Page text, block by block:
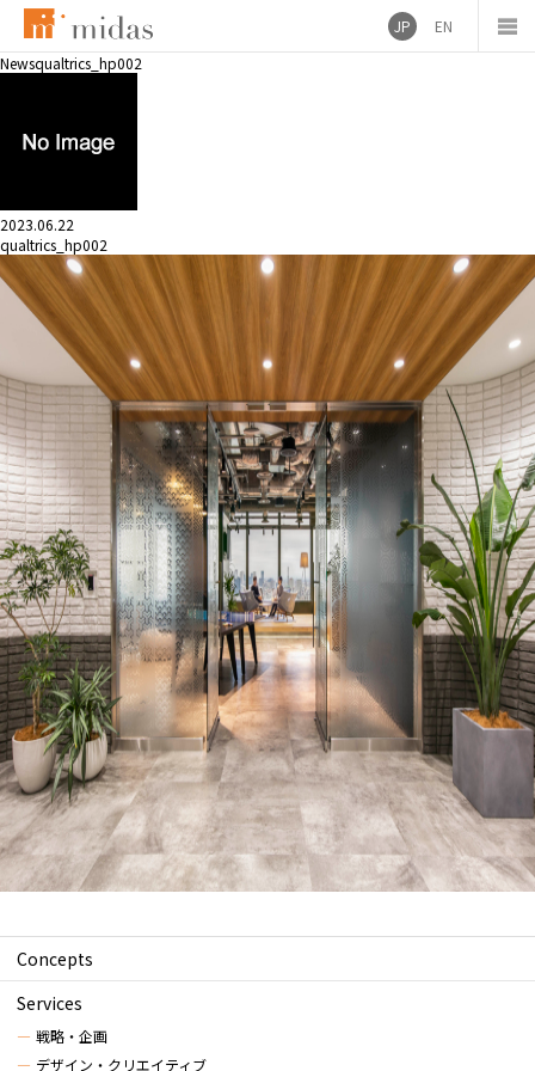
JP
EN
Newsqualtrics_hp002
2023.06.22
qualtrics_hp002
Concepts
Services
戦略・企画
デザイン・クリエイティブ